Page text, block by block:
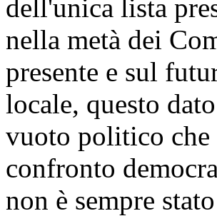
dell'unica lista
nella metà dei
presente e sul
locale, questo
vuoto politico che
confronto
non è sempre